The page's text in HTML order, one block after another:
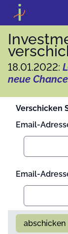
18.01.2022:
neue
Verschicken
Email-
Email-
abschicken